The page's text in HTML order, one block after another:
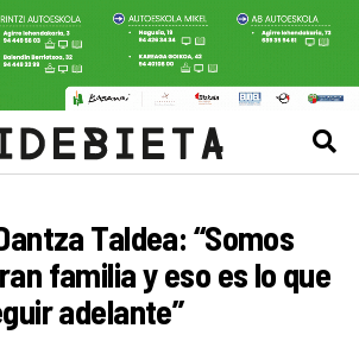
Taldea: “Somos
familia y eso es lo que
adelante”